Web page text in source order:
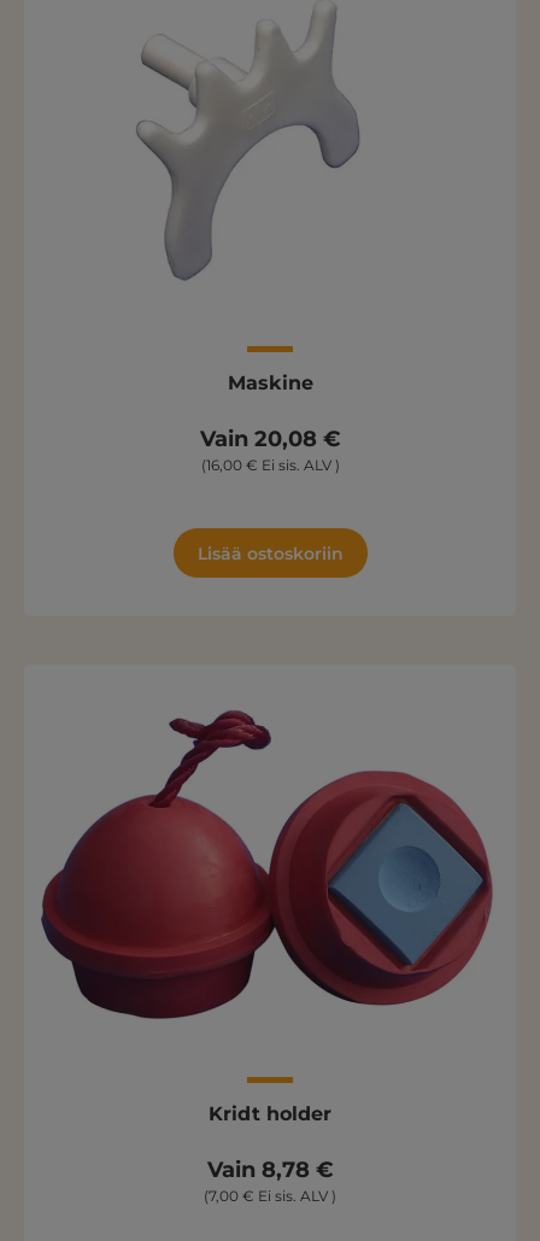
Maskine
Vain 20,08 €
(16,00 € Ei sis. ALV )
Lisää ostoskoriin
Kridt holder
Vain 8,78 €
(7,00 € Ei sis. ALV )